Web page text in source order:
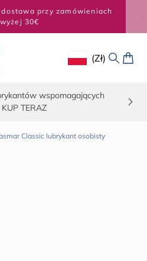
- KUP 3, OSZCZĘDŹ 20%
Geolocation
(zł)
Szukaj
wspomagających
KUP TERAZ
Classic lubrykant osobisty